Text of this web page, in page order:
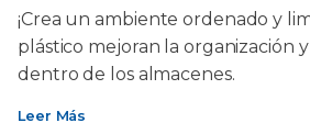
¡Crea un ambiente ordenado y
plástico mejoran la organización
dentro de los almacenes.
Leer Más